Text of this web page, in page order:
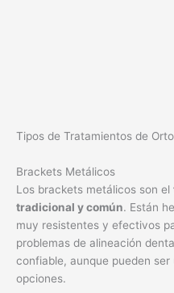
Tipos de Tratamientos de
Brackets Metálicos
Los brackets metálicos son el
tradicional y común. Están
muy resistentes y efectivos
problemas de alineación
confiable, aunque pueden
opciones.